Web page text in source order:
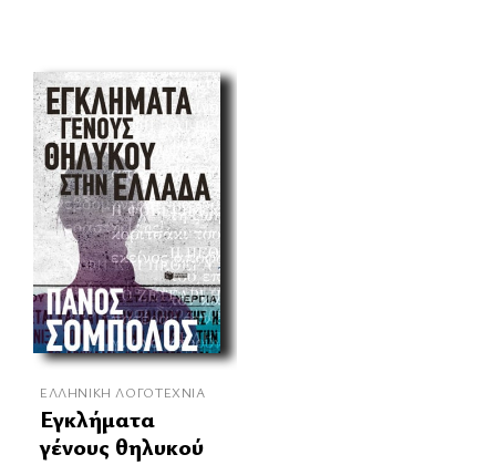
ΕΛΛΗΝΙΚΉ ΛΟΓΟΤΕΧΝΊΑ
Εγκλήματα
γένους θηλυκού